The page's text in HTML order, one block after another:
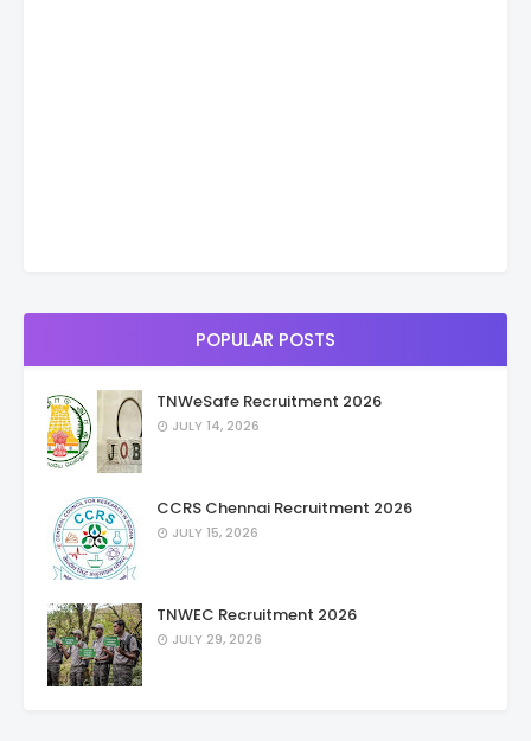
POPULAR POSTS
TNWeSafe Recruitment 2026
JULY 14, 2026
CCRS Chennai Recruitment 2026
JULY 15, 2026
TNWEC Recruitment 2026
JULY 29, 2026